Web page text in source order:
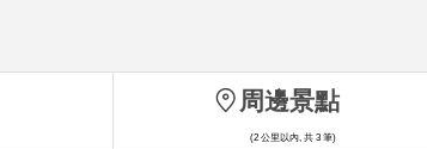
周邊景點
(2 公里以內, 共 3 筆)